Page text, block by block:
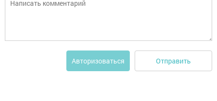
Авторизоваться Отправить